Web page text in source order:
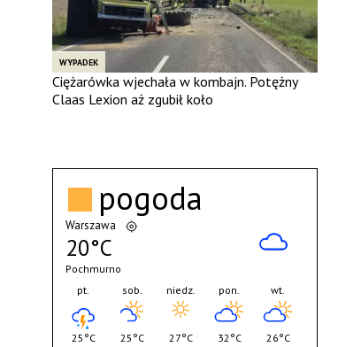
WYPADEK
Ciężarówka wjechała w kombajn. Potężny
Claas Lexion aż zgubił koło
pogoda
Warszawa
20°C
Pochmurno
pt.
25°C
sob.
25°C
niedz.
27°C
pon.
32°C
wt.
26°C